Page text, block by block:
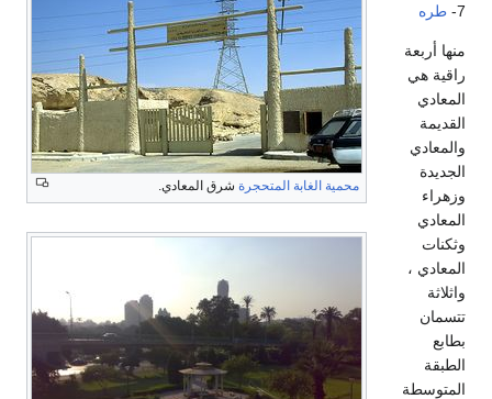
محمية الغابة المتحجرة شرق المعادي.
7- طره
منها أربعة
راقية هي
المعادي
القديمة
والمعادي
الجديدة
وزهراء
المعادي
وثكنات
المعادي ،
واثلاثة
تتسمان
بطابع
الطبقة
المتوسطة